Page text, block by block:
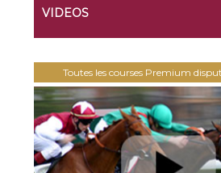
VIDEOS
Toutes les courses Premium